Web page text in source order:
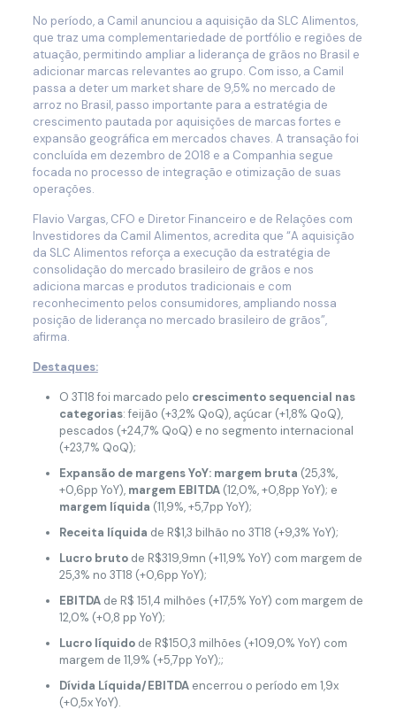
No período, a Camil anunciou a aquisição da SLC Alimentos,
que traz uma complementariedade de portfólio e regiões de
atuação, permitindo ampliar a liderança de grãos no Brasil e
adicionar marcas relevantes ao grupo. Com isso, a Camil
passa a deter um market share de 9,5% no mercado de
arroz no Brasil, passo importante para a estratégia de
crescimento pautada por aquisições de marcas fortes e
expansão geográfica em mercados chaves. A transação foi
concluída em dezembro de 2018 e a Companhia segue
focada no processo de integração e otimização de suas
operações.
Flavio Vargas, CFO e Diretor Financeiro e de Relações com
Investidores da Camil Alimentos, acredita que “A aquisição
da SLC Alimentos reforça a execução da estratégia de
consolidação do mercado brasileiro de grãos e nos
adiciona marcas e produtos tradicionais e com
reconhecimento pelos consumidores, ampliando nossa
posição de liderança no mercado brasileiro de grãos”,
afirma.
Destaques:
O 3T18 foi marcado pelo crescimento sequencial nas
categorias: feijão (+3,2% QoQ), açúcar (+1,8% QoQ),
pescados (+24,7% QoQ) e no segmento internacional
(+23,7% QoQ);
Expansão de margens YoY: margem bruta (25,3%,
+0,6pp YoY),margem EBITDA (12,0%, +0,8pp YoY); e
margem líquida (11,9%, +5,7pp YoY);
Receita líquida de R$1,3 bilhão no 3T18 (+9,3% YoY);
Lucro brutode R$319,9mn (+11,9% YoY) com margem de
25,3% no 3T18 (+0,6pp YoY);
EBITDA de R$ 151,4 milhões (+17,5% YoY) com margem de
12,0% (+0,8 pp YoY);
Lucro líquido de R$150,3 milhões (+109,0% YoY) com
margem de 11,9% (+5,7pp YoY);;
Dívida Líquida/EBITDAencerrou o período em 1,9x
(+0,5x YoY).